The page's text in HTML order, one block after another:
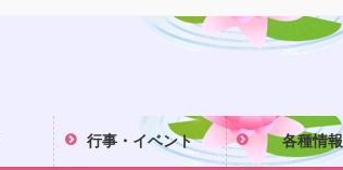
行事・イベント 各種情報